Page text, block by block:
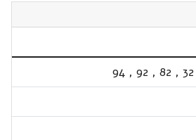
32
,
82
,
92
,
94